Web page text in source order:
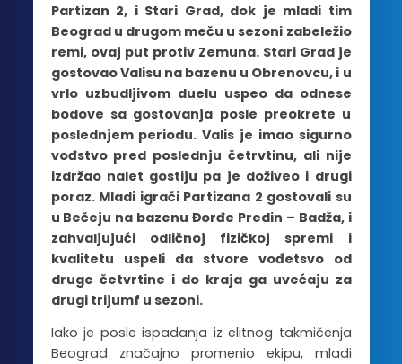
Partizan 2, i Stari Grad, dok je mladi tim
Beograd u drugom meču u sezoni zabeležio
remi, ovaj put protiv Zemuna. Stari Grad je
gostovao Valisu na bazenu u Obrenovcu, i u
vrlo uzbudljivom duelu uspeo da odnese
bodove sa gostovanja posle preokrete u
poslednjem periodu. Valis je imao sigurno
vođstvo pred poslednju četrvtinu, ali nije
izdržao nalet gostiju pa je doživeo i drugi
poraz. Mladi igrači Partizana 2 gostovali su
u Bečeju na bazenu Đorđe Predin – Badža, i
zahvaljujući odličnoj fizičkoj spremi i
kvalitetu uspeli da stvore vođetsvo od
druge četvrtine i do kraja ga uvećaju za
drugi trijumf u sezoni.
Iako je posle ispadanja iz elitnog takmičenja
Beograd značajno promenio ekipu, mladi